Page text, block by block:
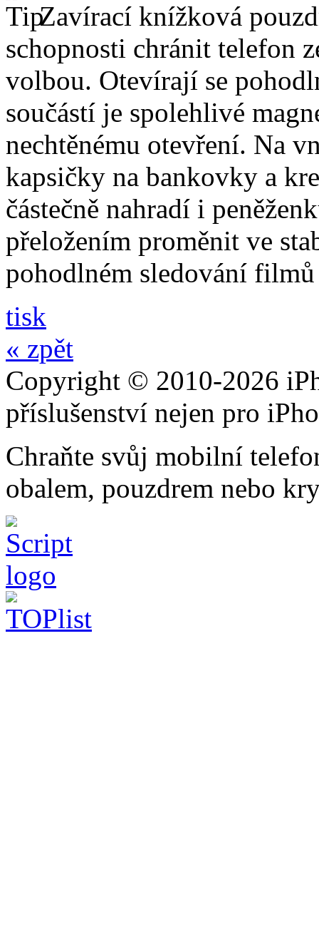
Zavírací knížková
schopnosti chránit telefon
volbou. Otevírají se
součástí je spolehlivé
nechtěnému otevření. Na
kapsičky na bankovky a
částečně nahradí i
přeložením proměnit ve
pohodlném sledování
tisk
« zpět
Copyright © 2010-2026
příslušenství nejen pro
Chraňte svůj mobilní
obalem, pouzdrem nebo